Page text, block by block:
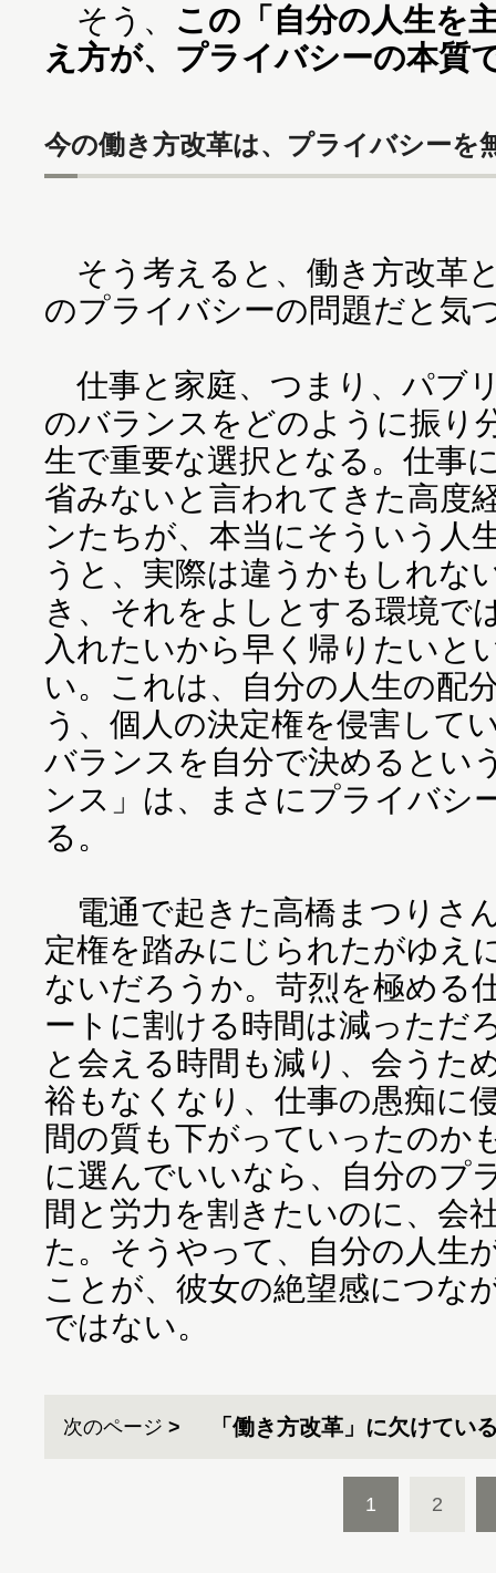
そう、 この「自分の人生を
え方が、プライバシーの本質
今の働き方改革は、プライバシーを
そう考えると、働き方改革
のプライバシーの問題だと気
仕事と家庭、つまり、パブ
のバランスをどのように振り
生で重要な選択となる。仕事
省みないと言われてきた高度
ンたちが、本当にそういう人
うと、実際は違うかもしれな
き、それをよしとする環境で
入れたいから早く帰りたいと
い。これは、自分の人生の配
う、個人の決定権を侵害して
バランスを自分で決めるとい
ンス」は、まさにプライバシ
る。
電通で起きた高橋まつりさ
定権を踏みにじられたがゆえ
ないだろうか。苛烈を極める
ートに割ける時間は減っただ
と会える時間も減り、会うた
裕もなくなり、仕事の愚痴に
間の質も下がっていったのか
に選んでいいなら、自分のプ
間と労力を割きたいのに、会
た。そうやって、自分の人生
ことが、彼女の絶望感につな
ではない。
次のページ 「働き方改革」に欠けてい
1 2